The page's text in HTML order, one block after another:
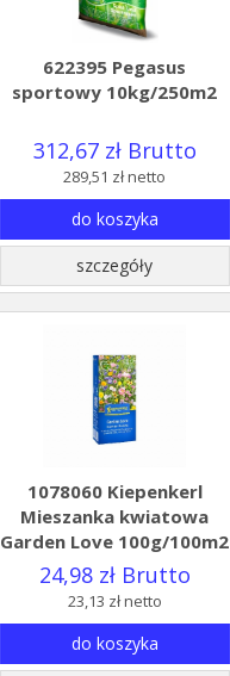
622395 Pegasus
sportowy 10kg/250m2
312,67 zł Brutto
289,51 zł netto
do koszyka
szczegóły
1078060 Kiepenkerl
Mieszanka kwiatowa
Garden Love 100g/100m2
24,98 zł Brutto
23,13 zł netto
do koszyka